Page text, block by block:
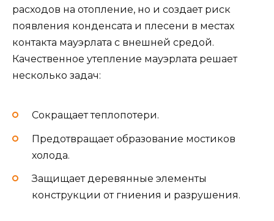
расходов на отопление, но и создает риск
появления конденсата и плесени в местах
контакта мауэрлата с внешней средой.
Качественное утепление мауэрлата решает
несколько задач:
Сокращает теплопотери.
Предотвращает образование мостиков
холода.
Защищает деревянные элементы
конструкции от гниения и разрушения.